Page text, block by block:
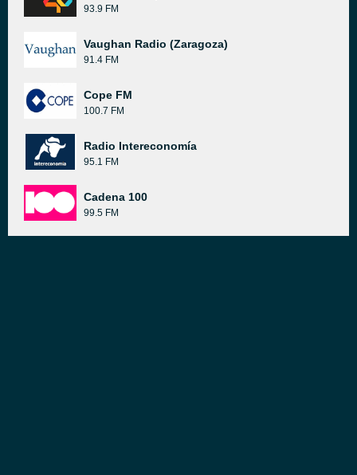
93.9 FM
Vaughan Radio (Zaragoza)
91.4 FM
Cope FM
100.7 FM
Radio Intereconomía
95.1 FM
Cadena 100
99.5 FM